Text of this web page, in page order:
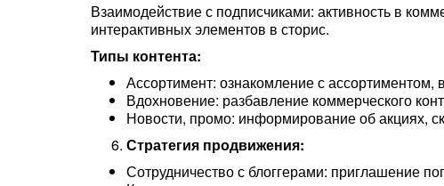
Взаимодействие с подписчиками: активность в
интерактивных элементов в сторис.
Типы контента:
Ассортимент: ознакомление с ассортиментом,
Вдохновение: разбавление коммерческого
Новости, промо: информирование об акциях,
Стратегия продвижения:
Сотрудничество с блоггерами: приглашение